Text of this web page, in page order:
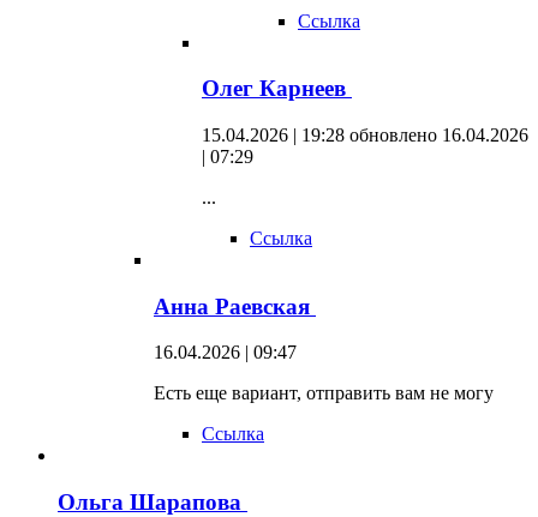
Ссылка
Олег Карнеев
15.04.2026 | 19:28 обновлено 16.04.2026
| 07:29
...
Ссылка
Анна Раевская
16.04.2026 | 09:47
Есть еще вариант, отправить вам не могу
Ссылка
Ольга Шарапова